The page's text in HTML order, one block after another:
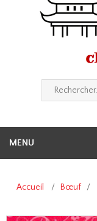
MENU
Accueil / Bœuf /